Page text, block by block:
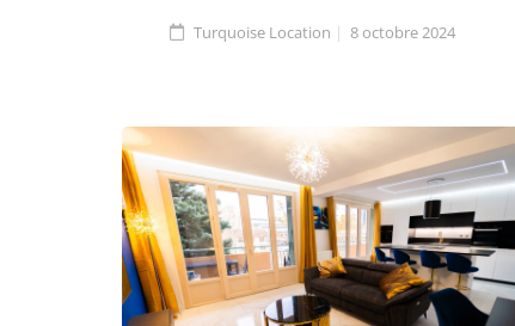
Turquoise Location 8 octobre 2024